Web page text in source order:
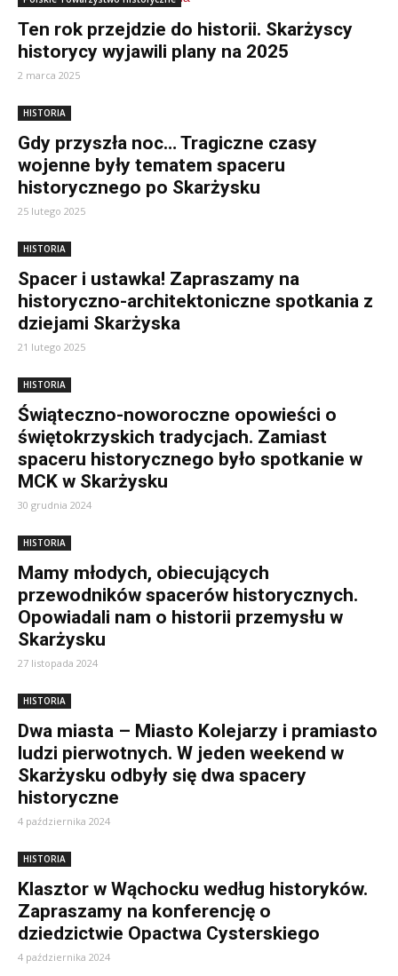
Ten rok przejdzie do historii. Skarżyscy
historycy wyjawili plany na 2025
2 marca 2025
HISTORIA
Gdy przyszła noc… Tragiczne czasy
wojenne były tematem spaceru
historycznego po Skarżysku
25 lutego 2025
HISTORIA
Spacer i ustawka! Zapraszamy na
historyczno-architektoniczne spotkania z
dziejami Skarżyska
21 lutego 2025
HISTORIA
Świąteczno-noworoczne opowieści o
świętokrzyskich tradycjach. Zamiast
spaceru historycznego było spotkanie w
MCK w Skarżysku
30 grudnia 2024
HISTORIA
Mamy młodych, obiecujących
przewodników spacerów historycznych.
Opowiadali nam o historii przemysłu w
Skarżysku
27 listopada 2024
HISTORIA
Dwa miasta – Miasto Kolejarzy i pramiasto
ludzi pierwotnych. W jeden weekend w
Skarżysku odbyły się dwa spacery
historyczne
4 października 2024
HISTORIA
Klasztor w Wąchocku według historyków.
Zapraszamy na konferencję o
dziedzictwie Opactwa Cysterskiego
4 października 2024